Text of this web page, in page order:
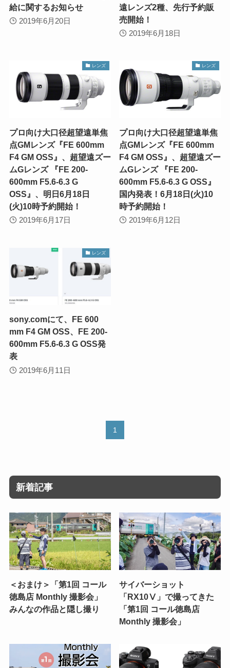
給に関するお知らせ
2019年6月20日
遠レンズ2種、先行予約販
売開始！
2019年6月18日
レンズ
プロ向け大口径超望遠単焦
点GMレンズ『FE 600mm
F4 GM OSS』、超望遠ズー
ムGレンズ 『FE 200-
600mm F5.6-6.3 G
OSS』、明日6月18日
(火)10時予約開始！
2019年6月17日
レンズ
プロ向け大口径超望遠単焦
点GMレンズ『FE 600mm
F4 GM OSS』、超望遠ズー
ムGレンズ 『FE 200-
600mm F5.6-6.3 G OSS』
国内発表！6月18日(火)10
時予約開始！
2019年6月12日
レンズ
sony.comにて、FE 600
mm F4 GM OSS、FE 200-
600mm F5.6-6.3 G OSS発
表
2019年6月11日
1
新着記事
＜おまけ＞「第1回 コール
徳島店 Monthly 撮影会」
みんなの作品と隠し撮り
サイバーショット
「RX10Ⅴ」で撮ってきた
「第1回 コール徳島店
Monthly 撮影会」